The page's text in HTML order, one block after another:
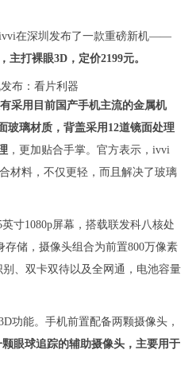
在深圳发布了一款重磅新机——
打裸眼3D，定价2199元。
采用目前国产手机主流的金属机
玻璃材质，背盖采用12道镜面处理
，更加贴合手掌。官方表示，ivvi
材料，不仅更轻，而且解决了玻璃
寸1080p屏幕，搭载联发科八核处
存储，摄像头组合为前置800万像素
、双卡双待以及全网通，电池容量
功能。手机前置配备两颗摄像头，
眼球追踪的辅助摄像头，主要用于